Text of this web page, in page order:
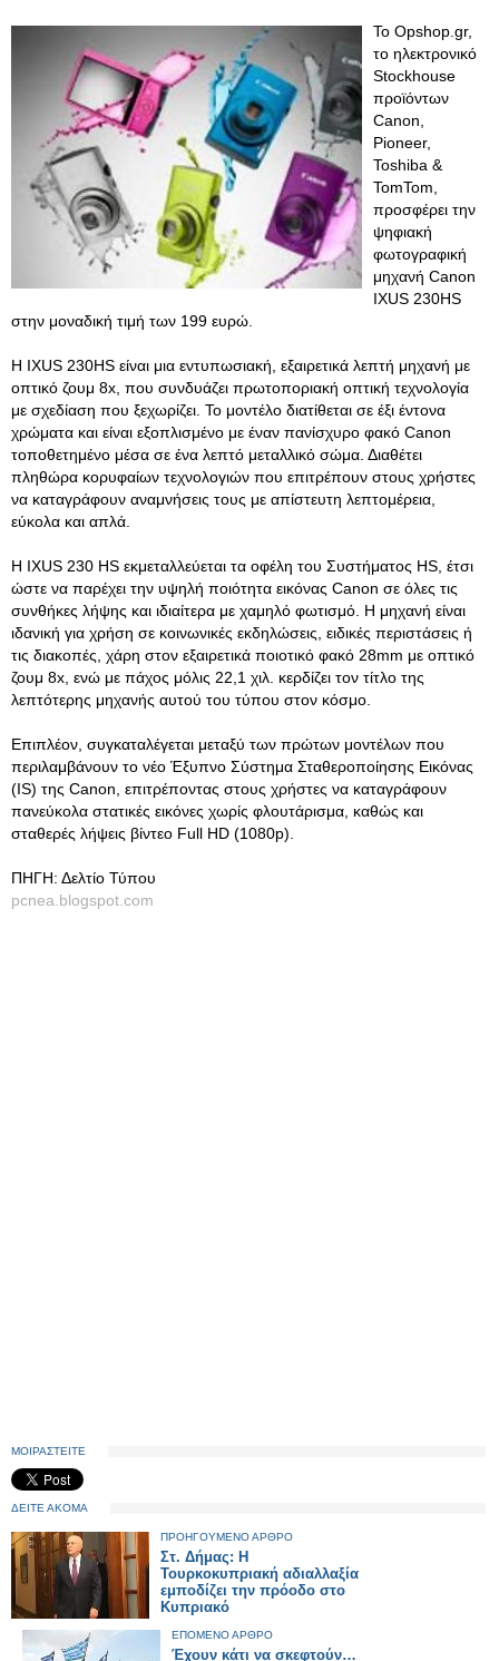
To Opshop.gr,
το ηλεκτρονικό
Stockhouse
προϊόντων
Canon,
Pioneer,
Toshiba &
TomTom,
προσφέρει την
ψηφιακή
φωτογραφική
μηχανή Canon
IXUS 230HS
στην μοναδική τιμή των 199 ευρώ.
H IXUS 230HS είναι μια εντυπωσιακή, εξαιρετικά λεπτή μηχανή με
οπτικό ζουμ 8x, που συνδυάζει πρωτοποριακή οπτική τεχνολογία
με σχεδίαση που ξεχωρίζει. Το μοντέλο διατίθεται σε έξι έντονα
χρώματα και είναι εξοπλισμένο με έναν πανίσχυρο φακό Canon
τοποθετημένο μέσα σε ένα λεπτό μεταλλικό σώμα. Διαθέτει
πληθώρα κορυφαίων τεχνολογιών που επιτρέπουν στους χρήστες
να καταγράφουν αναμνήσεις τους με απίστευτη λεπτομέρεια,
εύκολα και απλά.
Η IXUS 230 HS εκμεταλλεύεται τα οφέλη του Συστήματος HS, έτσι
ώστε να παρέχει την υψηλή ποιότητα εικόνας Canon σε όλες τις
συνθήκες λήψης και ιδιαίτερα με χαμηλό φωτισμό. Η μηχανή είναι
ιδανική για χρήση σε κοινωνικές εκδηλώσεις, ειδικές περιστάσεις ή
τις διακοπές, χάρη στον εξαιρετικά ποιοτικό φακό 28mm με οπτικό
ζουμ 8x, ενώ με πάχος μόλις 22,1 χιλ. κερδίζει τον τίτλο της
λεπτότερης μηχανής αυτού του τύπου στον κόσμο.
Επιπλέον, συγκαταλέγεται μεταξύ των πρώτων μοντέλων που
περιλαμβάνουν το νέο Έξυπνο Σύστημα Σταθεροποίησης Εικόνας
(IS) της Canon, επιτρέποντας στους χρήστες να καταγράφουν
πανεύκολα στατικές εικόνες χωρίς φλουτάρισμα, καθώς και
σταθερές λήψεις βίντεο Full HD (1080p).
ΠΗΓΗ: Δελτίο Τύπου
pcnea.blogspot.com
ΜΟΙΡΑΣΤΕΙΤΕ
ΔΕΙΤΕ ΑΚΟΜΑ
ΠΡΟΗΓΟΥΜΕΝΟ ΑΡΘΡΟ
Στ. Δήμας: Η
Τουρκοκυπριακή αδιαλλαξία
εμποδίζει την πρόοδο στο
Κυπριακό
ΕΠΟΜΕΝΟ ΑΡΘΡΟ
Έχουν κάτι να σκεφτούν…